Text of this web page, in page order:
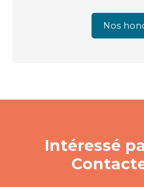
Nos
Intéressé